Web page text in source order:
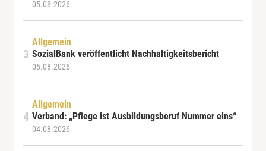
05.08.2026
Allgemein
SozialBank veröffentlicht Nachhaltigkeitsbericht
05.08.2026
Allgemein
Verband: „Pflege ist Ausbildungsberuf Nummer eins“
04.08.2026